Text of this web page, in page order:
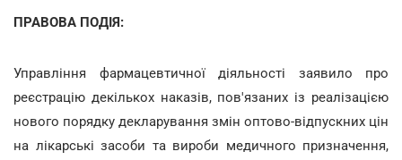
ПРАВОВА ПОДІЯ:
Управління фармацевтичної діяльності заявило про
реєстрацію декількох наказів, пов'язаних із реалізацією
нового порядку декларування змін оптово-відпускних цін
на лікарські засоби та вироби медичного призначення,